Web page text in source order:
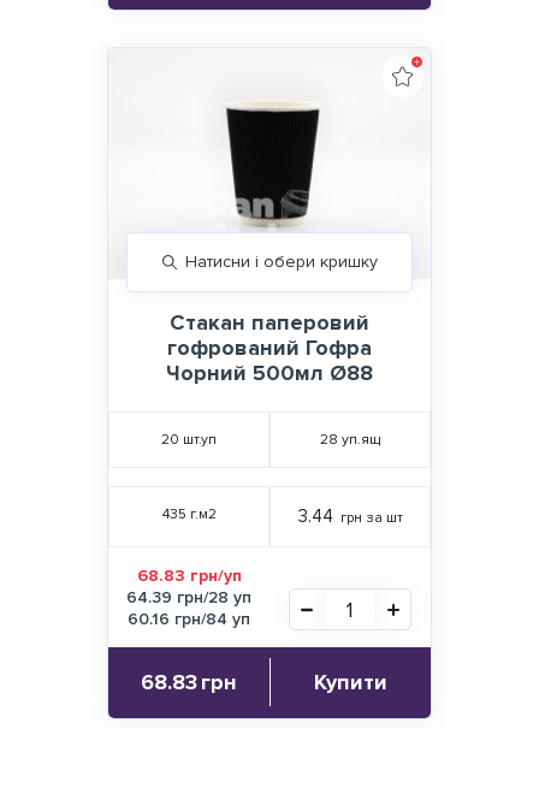
Натисни і обери кришку
Стакан паперовий
гофрований Гофра
Чорний 500мл Ø88
20 шт.уп 28 уп.ящ
435 г.м2 3.44 грн за шт
68.83 грн/уп
64.39 грн/28 уп
60.16 грн/84 уп
68.83грн Купити